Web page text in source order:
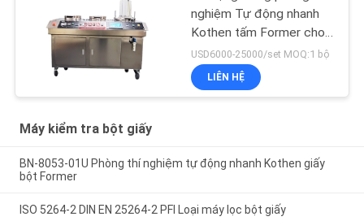
nghiệm Tự động nhanh
Kothen tấm Former cho
giấy bột
USD6000-25000/set MOQ:1 bộ
LIÊN HỆ
Máy kiểm tra bột giấy
BN-8053-01U Phòng thí nghiệm tự động nhanh Kothen giấy
bột Former
ISO 5264-2 DIN EN 25264-2 PFI Loại máy lọc bột giấy